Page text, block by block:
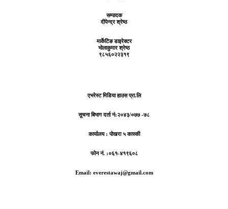
सम्पादक
दीपेन्द्र श्रेष्ठ
मार्केटिङ डाइरेक्टर
भोलाकुमार श्रेष्ठ
९८५६०२२३१९
एभरेस्ट मिडिया हाउस प्रा.लि
सूचना बिभाग दर्ता नं:२०४३/०७७ -७८
कार्यालय :पोखरा ५ कास्की
फोन नं. :०६१-४१९६०८
Email: everestawaj@gmail.com